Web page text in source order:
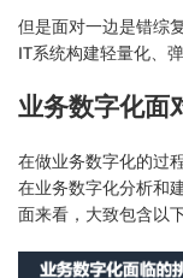
但是面对一边是错综
IT系统构建轻量化、
业务数字化面
在做业务数字化的过
在业务数字化分析和
面来看，大致包含以下